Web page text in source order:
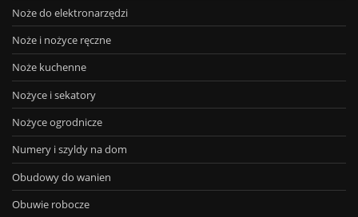
Noże do elektronarzędzi
Noże i nożyce ręczne
Noże kuchenne
Nożyce i sekatory
Nożyce ogrodnicze
Numery i szyldy na dom
Obudowy do wanien
Obuwie robocze